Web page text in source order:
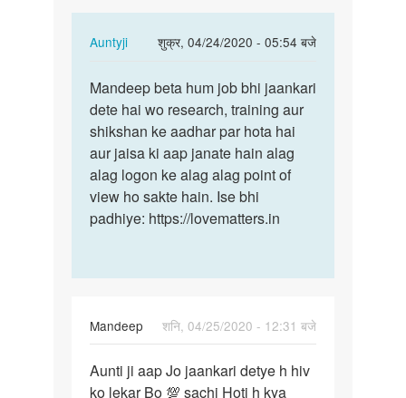
Auntyji
शुक्र, 04/24/2020 - 05:54 बजे
In
to
Anuti
ji
aapko
hiv
ko
lekar…
Mandeep
beta
hum
job
bhi…
Mandeep beta hum job bhi jaankari
dete hai wo research, training aur
shikshan ke aadhar par hota hai
aur jaisa ki aap janate hain alag
alag logon ke alag alag point of
view ho sakte hain. Ise bhi
padhiye: https://lovematters.in
Mandeep
शनि, 04/25/2020 - 12:31 बजे
Aunti
ji
Aunti ji aap Jo jaankari detye h hiv
ko lekar Bo 💯 sachi Hoti h kya